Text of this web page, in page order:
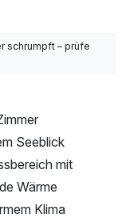
schrumpft – prüfe
Seeblick
mit
Wärme
Klima